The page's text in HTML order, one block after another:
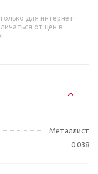
для интернет-
от цен в
Металлист
0.038